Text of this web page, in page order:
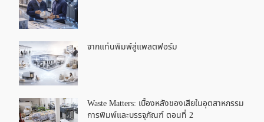
จากแท่นพิมพ์สู่แพลตฟอร์ม
Waste Matters: เบื้องหลังของเสียในอุตสาหกรรม
การพิมพ์และบรรจุภัณฑ์ ตอนที่ 2